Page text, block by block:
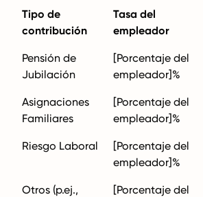
Tipo de
contribución
Tasa del
empleador
Pensión de
Jubilación
[Porcentaje del
empleador]%
Asignaciones
Familiares
[Porcentaje del
empleador]%
Riesgo Laboral
[Porcentaje del
empleador]%
Otros (p.ej.,
[Porcentaje del